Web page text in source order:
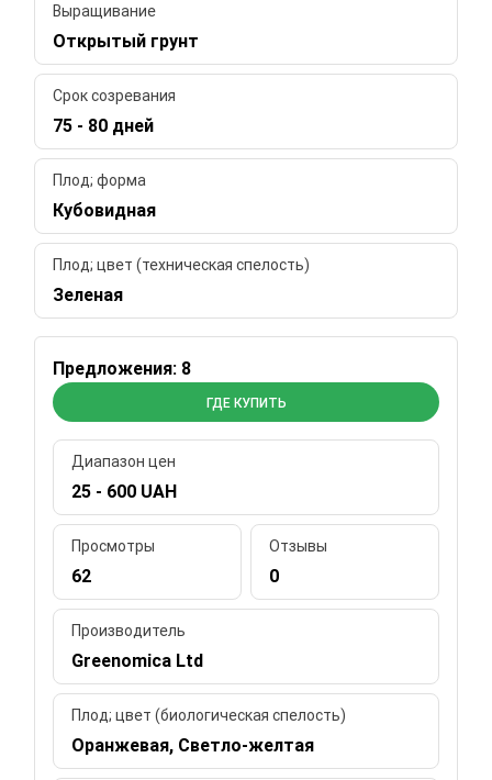
Выращивание
Открытый грунт
Срок созревания
75 - 80 дней
Плод; форма
Кубовидная
Плод; цвет (техническая спелость)
Зеленая
Предложения: 8
ГДЕ КУПИТЬ
Диапазон цен
25 - 600 UAH
Просмотры
62
Отзывы
0
Производитель
Greenomica Ltd
Плод; цвет (биологическая спелость)
Оранжевая, Светло-желтая